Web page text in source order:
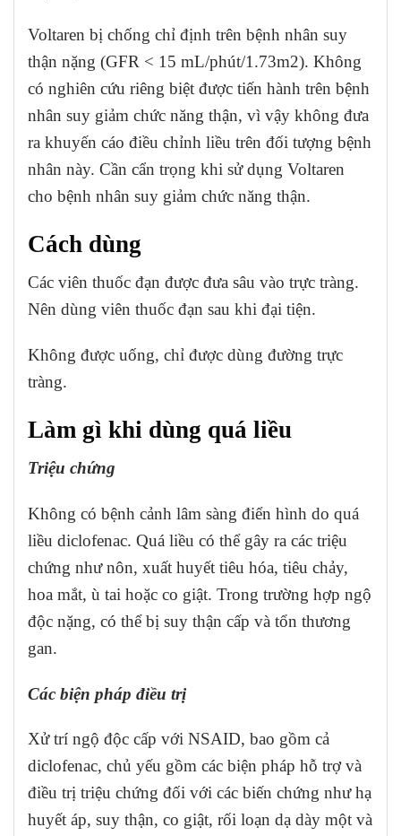
Voltaren bị chống chỉ định trên bệnh nhân suy
thận nặng (GFR < 15 mL/phút/1.73m2). Không
có nghiên cứu riêng biệt được tiến hành trên bệnh
nhân suy giảm chức năng thận, vì vậy không đưa
ra khuyến cáo điều chỉnh liều trên đối tượng bệnh
nhân này. Cần cẩn trọng khi sử dụng Voltaren
cho bệnh nhân suy giảm chức năng thận.
Cách dùng
Các viên thuốc đạn được đưa sâu vào trực tràng.
Nên dùng viên thuốc đạn sau khi đại tiện.
Không được uống, chỉ được dùng đường trực
tràng.
Làm gì khi dùng quá liều
Triệu chứng
Không có bệnh cảnh lâm sàng điển hình do quá
liều diclofenac. Quá liều có thể gây ra các triệu
chứng như nôn, xuất huyết tiêu hóa, tiêu chảy,
hoa mắt, ù tai hoặc co giật. Trong trường hợp ngộ
độc nặng, có thể bị suy thận cấp và tổn thương
gan.
Các biện pháp điều trị
Xử trí ngộ độc cấp với NSAID, bao gồm cả
diclofenac, chủ yếu gồm các biện pháp hỗ trợ và
điều trị triệu chứng đối với các biến chứng như hạ
huyết áp, suy thận, co giật, rối loạn dạ dày một và